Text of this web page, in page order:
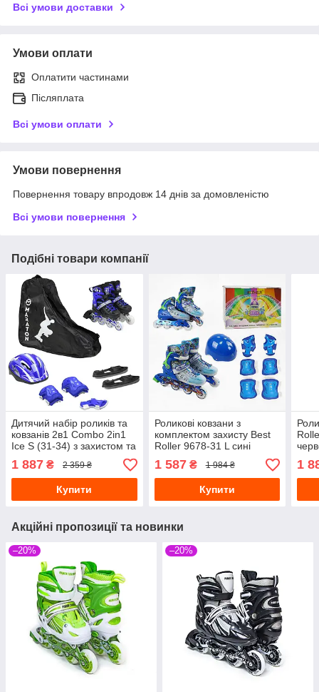
Всі умови доставки
Умови оплати
Оплатити частинами
Післяплата
Всі умови оплати
Умови повернення
Повернення товару впродовж 14 днів за домовленістю
Всі умови повернення
Подібні товари компанії
Дитячий набір роликів та
ковзанів 2в1 Combo 2in1
Ice S (31-34) з захистом та
шоломом, синій
1 887 ₴ 2 359 ₴
Купити
Роликові ковзани з
комплектом захисту Best
Roller 9678-31 L сині
розмір 39-43
1 587₴ 1 984 ₴
Купити
1
Акційні пропозиції та новинки
–20% –20%